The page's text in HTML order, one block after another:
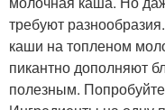
требуют
каши на топленом
пикантно дополняют
полезным.